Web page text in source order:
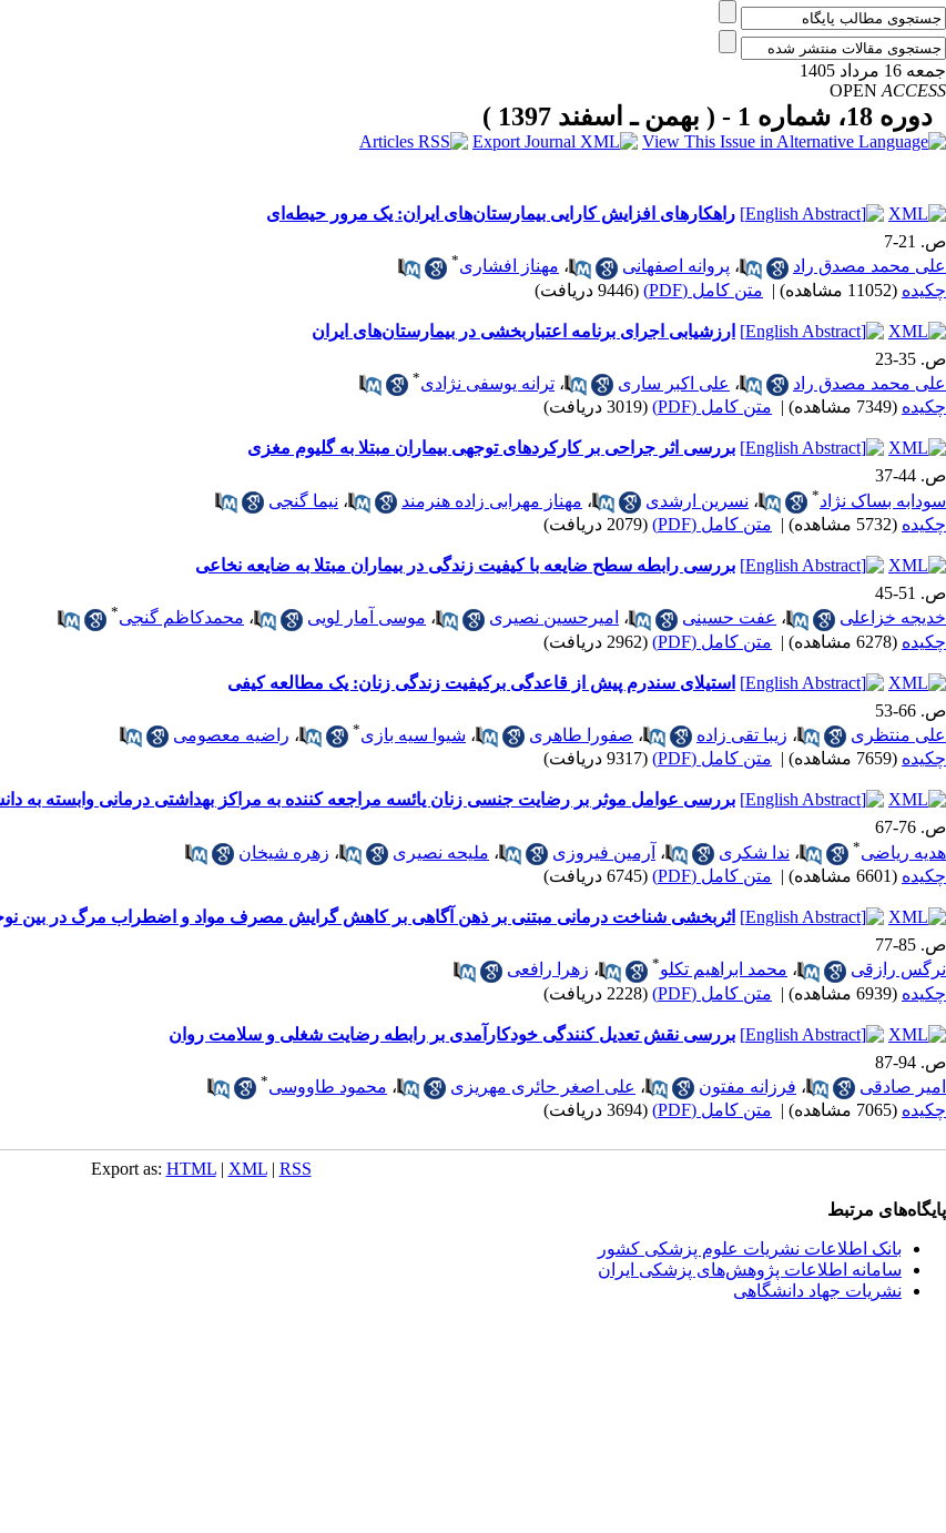
جمعه 16 مرداد 1405
OPEN ACCESS
دوره 18، شماره 1 - ( بهمن ـ اسفند 1397 )
راهکارهای افزایش کارایی بیمارستان‌های ایران: یک مرور حیطه‌ای
ص. 21-7
علی محمد مصدق راد
، پروانه اصفهانی ، مهناز افشاری*
چکیده (11052 مشاهده) | متن کامل (PDF) (9446 دریافت)
ارزشیابی اجرای برنامه اعتباربخشی در بیمارستان‌های ایران
ص. 35-23
علی محمد مصدق راد
، علی اکبر ساری ، ترانه یوسفی نژادی*
چکیده (7349 مشاهده) | متن کامل (PDF) (3019 دریافت)
بررسی اثر جراحی بر کارکردهای توجهی بیماران مبتلا به گلیوم مغزی
ص. 44-37
سودابه بساک نژاد* ، نسرین ارشدی ، مهناز مهرابی زاده هنرمند ، نیما گنجی
چکیده (5732 مشاهده) | متن کامل (PDF) (2079 دریافت)
بررسی رابطه سطح ضایعه با کیفیت زندگی در بیماران مبتلا به ضایعه نخاعی
ص. 51-45
خدیجه خزاعلی
، عفت حسینی ، امیرحسین نصیری ، موسی آمار لویی ، محمدکاظم گنجی*
چکیده (6278 مشاهده) | متن کامل (PDF) (2962 دریافت)
استیلای سندرم پیش از قاعدگی برکیفیت زندگی زنان: یک مطالعه کیفی
ص. 66-53
علی منتظری
، زیبا تقی زاده ، صفورا طاهری ، شیوا سیه بازی* ، راضیه معصومی
چکیده (7659 مشاهده) | متن کامل (PDF) (9317 دریافت)
بررسی عوامل موثر بر رضایت جنسی زنان یائسه مراجعه کننده به مراکز بهداشتی درمانی وابسته به
ص. 76-67
هدیه ریاضی* ، ندا شکری ، آرمین فیروزی ، ملیحه نصیری ، زهره شیخان
چکیده (6601 مشاهده) | متن کامل (PDF) (6745 دریافت)
اثربخشی شناخت درمانی مبتنی بر ذهن آگاهی بر کاهش گرایش مصرف مواد و اضطراب مرگ در بین
ص. 85-77
نرگس رازقی
، محمد ابراهیم تکلو* ، زهرا رافعی
چکیده (6939 مشاهده) | متن کامل (PDF) (2228 دریافت)
بررسی نقش تعدیل کنندگی خودکارآمدی بر رابطه رضایت شغلی و سلامت روان
ص. 94-87
امیر صادقی
، فرزانه مفتون ، علی اصغر حائری مهریزی ، محمود طاووسی*
چکیده (7065 مشاهده) | متن کامل (PDF) (3694 دریافت)
Export as: HTML| XML| RSS
پایگاه‌های مرتبط
بانک اطلاعات نشریات علوم پزشکی کشور
سامانه اطلاعات پژوهش‌های پزشکی ایران
نشریات جهاد دانشگاهی